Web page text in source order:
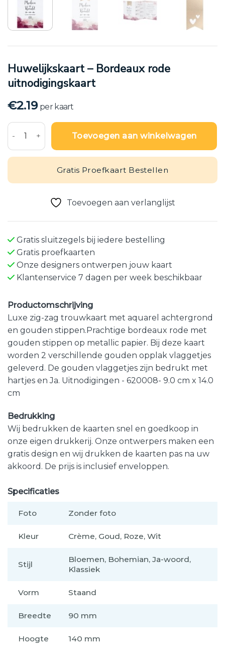
Huwelijkskaart – Bordeaux rode
uitnodigingskaart
€2.19 per kaart
Huwelijkskaart - Bordeaux rode uitnodigingskaart aantal
Toevoegen aan winkelwagen
Gratis Proefkaart Bestellen
Toevoegen aan verlanglijst
Gratis sluitzegels bij iedere bestelling
Gratis proefkaarten
Onze designers ontwerpen jouw kaart
Klantenservice 7 dagen per week beschikbaar
Productomschrijving
Luxe zig-zag trouwkaart met aquarel achtergrond
en gouden stippen.Prachtige bordeaux rode met
gouden stippen op metallic papier. Bij deze kaart
worden 2 verschillende gouden opplak vlaggetjes
geleverd. De gouden vlaggetjes zijn bedrukt met
hartjes en Ja. Uitnodigingen - 620008- 9.0 cm x 14.0
cm
Bedrukking
Wij bedrukken de kaarten snel en goedkoop in
onze eigen drukkerij. Onze ontwerpers maken een
gratis design en wij drukken de kaarten pas na uw
akkoord. De prijs is inclusief enveloppen.
Specificaties
Foto Zonder foto
Kleur Crème, Goud, Roze, Wit
Stijl
Bloemen, Bohemian, Ja-woord,
Klassiek
Vorm Staand
Breedte 90 mm
Hoogte 140 mm